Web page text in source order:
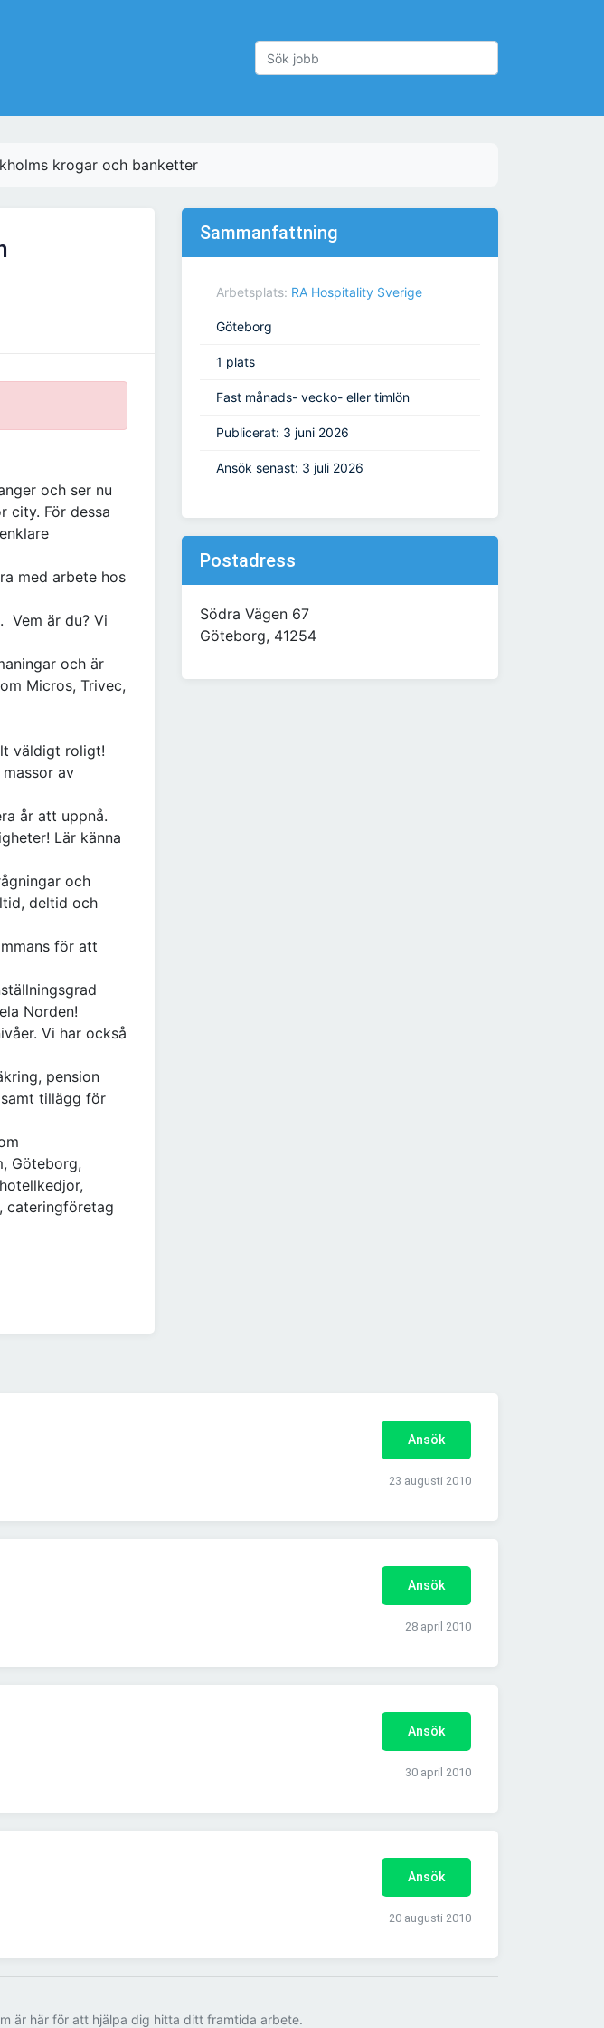
krogar och banketter
och ser nu
city. För dessa
med arbete hos
Vem är du? Vi
och är
Micros, Trivec,
väldigt roligt!
av
år att uppnå.
Lär känna
och
deltid och
för att
Norden!
Vi har också
pension
tillägg för
Göteborg,
cateringföretag
Sammanfattning
Arbetsplats: RA Hospitality Sverige
Göteborg
1 plats
Fast månads- vecko- eller timlön
Publicerat: 3 juni 2026
Ansök senast: 3 juli 2026
Postadress
Södra Vägen 67
Göteborg, 41254
Ansök
23 augusti 2010
Ansök
28 april 2010
Ansök
30 april 2010
Ansök
20 augusti 2010
är här för att hjälpa dig hitta ditt framtida arbete.